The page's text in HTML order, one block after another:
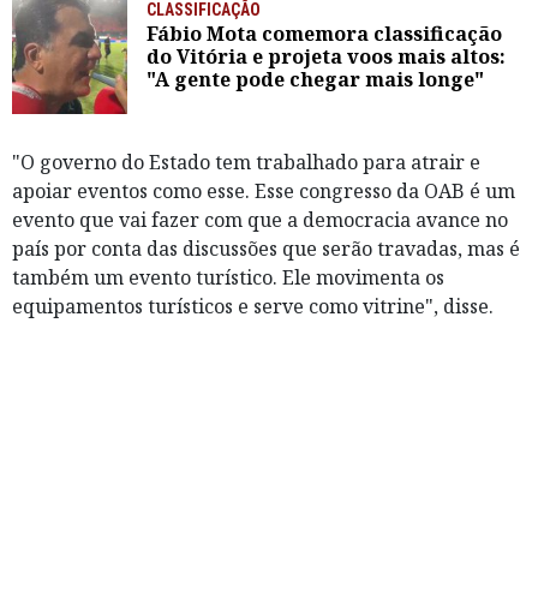
CLASSIFICAÇÃO
Fábio Mota comemora classificação
do Vitória e projeta voos mais altos:
"A gente pode chegar mais longe"
"O governo do Estado tem trabalhado para atrair e
apoiar eventos como esse. Esse congresso da OAB é um
evento que vai fazer com que a democracia avance no
país por conta das discussões que serão travadas, mas é
também um evento turístico. Ele movimenta os
equipamentos turísticos e serve como vitrine", disse.